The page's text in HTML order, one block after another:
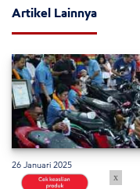
Artikel Lainnya
26 Januari 2025
x